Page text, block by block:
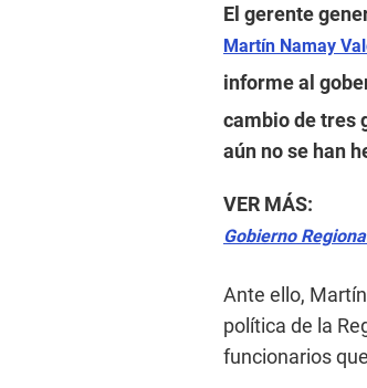
El gerente
Martín Namay
informe al
cambio de tres
aún no se han
VER MÁS:
Gobierno
Ante ello,
política de la
funcionarios